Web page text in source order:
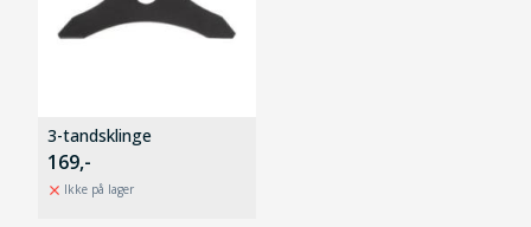
3-tandsklinge
169,-
Ikke på lager